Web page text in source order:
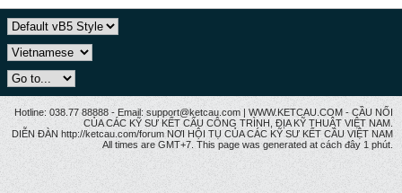
Hotline: 038.77 88888 - Email: support@ketcau.com | WWW.KETCAU.COM - CẦU NỐI
CỦA CÁC KỸ SƯ KẾT CẤU CÔNG TRÌNH, ĐỊA KỸ THUẬT VIỆT NAM.
DIỄN ĐÀN http://ketcau.com/forum NƠI HỘI TỤ CỦA CÁC KỸ SƯ KẾT CÂU VIỆT NAM
All times are GMT+7. This page was generated at cách đây 1 phút.